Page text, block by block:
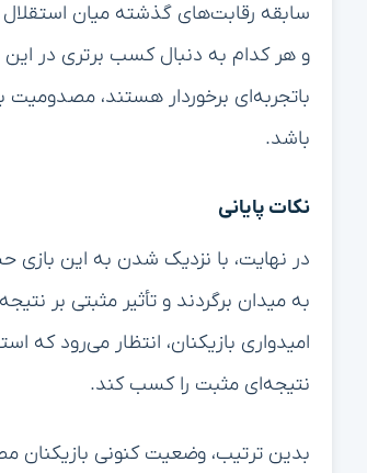
سابقه رقابت‌های گذشته میان
و هر کدام به دنبال کسب برتری در این
باتجربه‌ای برخوردار هستند، مصدومیت
باشد.
نکات پایانی
در نهایت، با نزدیک شدن به این بازی
به میدان برگردند و تأثیر مثبتی بر
امیدواری بازیکنان، انتظار می‌رود که
نتیجه‌ای مثبت را کسب کند.
بدین ترتیب، وضعیت کنونی بازیکنان